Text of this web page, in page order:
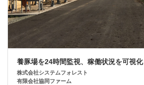
養豚場を24時間監視、稼働状況を可視化
株式会社システムフォレスト
有限会社協同ファーム